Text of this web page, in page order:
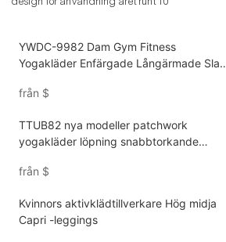
YWDC-9982 Dam Gym Fitness
Yogakläder Enfärgade Långärmade Slag
Aktiva Stretchiga Leggings Hög Midja
från $
TTUB82 nya modeller patchwork
yogakläder löpning snabbtorkande
från $
Kvinnors aktivklädtillverkare Hög midja
Capri -leggings